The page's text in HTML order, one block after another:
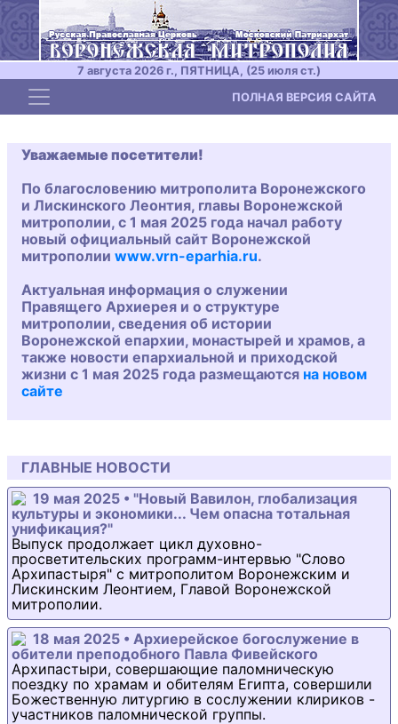
7 августа 2026 г., ПЯТНИЦА, (25 июля ст.)
Toggle navigation ПОЛНАЯ ВЕРСИЯ САЙТА
Уважаемые посетители!
По благословению митрополита Воронежского
и Лискинского Леонтия, главы Воронежской
митрополии, с 1 мая 2025 года начал работу
новый официальный сайт Воронежской
митрополии www.vrn-eparhia.ru.
Актуальная информация о служении
Правящего Архиерея и о структуре
митрополии, сведения об истории
Воронежской епархии, монастырей и храмов, а
также новости епархиальной и приходской
жизни с 1 мая 2025 года размещаются на новом
сайте
ГЛАВНЫЕ НОВОСТИ
19 мая 2025 • "Новый Вавилон, глобализация
культуры и экономики... Чем опасна тотальная
унификация?"
Выпуск продолжает цикл духовно-
просветительских программ-интервью "Слово
Архипастыря" с митрополитом Воронежским и
Лискинским Леонтием, Главой Воронежской
митрополии.
18 мая 2025 • Архиерейское богослужение в
обители преподобного Павла Фивейского
Архипастыри, совершающие паломническую
поездку по храмам и обителям Египта, совершили
Божественную литургию в сослужении клириков -
участников паломнической группы.